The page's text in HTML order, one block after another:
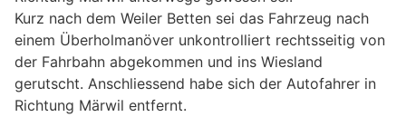
Kurz nach dem Weiler Betten sei das Fahrzeug nach
einem Überholmanöver unkontrolliert rechtsseitig von
der Fahrbahn abgekommen und ins Wiesland
gerutscht. Anschliessend habe sich der Autofahrer in
Richtung Märwil entfernt.